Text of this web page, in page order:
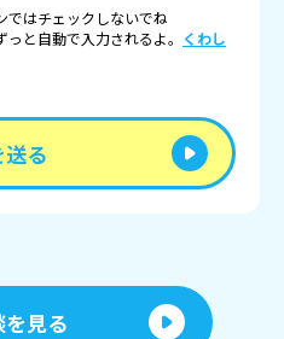
はチェックしないでね
と自動で入力されるよ。 くわし
る
見る